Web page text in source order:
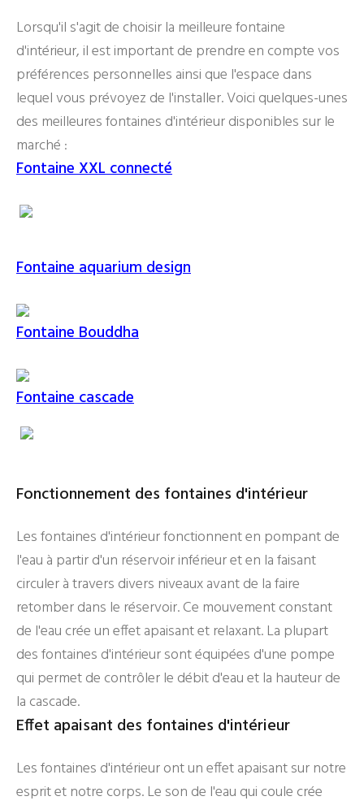
Lorsqu'il s'agit de choisir la meilleure fontaine
d'intérieur, il est important de prendre en compte vos
préférences personnelles ainsi que l'espace dans
lequel vous prévoyez de l'installer. Voici quelques-unes
des meilleures fontaines d'intérieur disponibles sur le
marché :
Fontaine XXL connecté
Fontaine aquarium design
Fontaine Bouddha
Fontaine cascade
Fonctionnement des fontaines d'intérieur
Les fontaines d'intérieur fonctionnent en pompant de
l'eau à partir d'un réservoir inférieur et en la faisant
circuler à travers divers niveaux avant de la faire
retomber dans le réservoir. Ce mouvement constant
de l'eau crée un effet apaisant et relaxant. La plupart
des fontaines d'intérieur sont équipées d'une pompe
qui permet de contrôler le débit d'eau et la hauteur de
la cascade.
Effet apaisant des fontaines d'intérieur
Les fontaines d'intérieur ont un effet apaisant sur notre
esprit et notre corps. Le son de l'eau qui coule crée